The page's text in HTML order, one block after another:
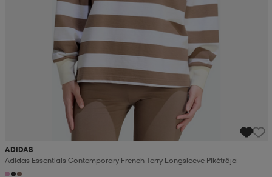
ADIDAS
Adidas Essentials Contemporary French Terry Longsleeve Pikétröja